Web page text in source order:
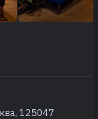
125047